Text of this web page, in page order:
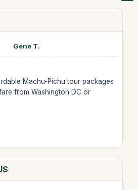
Gene T.
Machu-Pichu tour packages
from Washington DC or